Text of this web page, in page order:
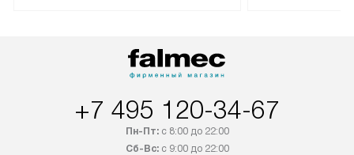
оплачивается дополнительно.
Возможна доставка товаров по
+7 495 120-34-67
Пн-Пт:с 8:00 до 22:00
Сб-Вс:с 9:00 до 22:00